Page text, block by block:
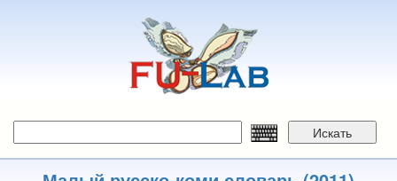
Искать